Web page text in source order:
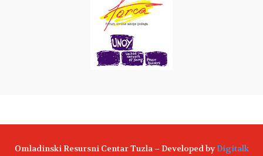
Omladinski Resursni Centar Tuzla – Developed byDigitalk